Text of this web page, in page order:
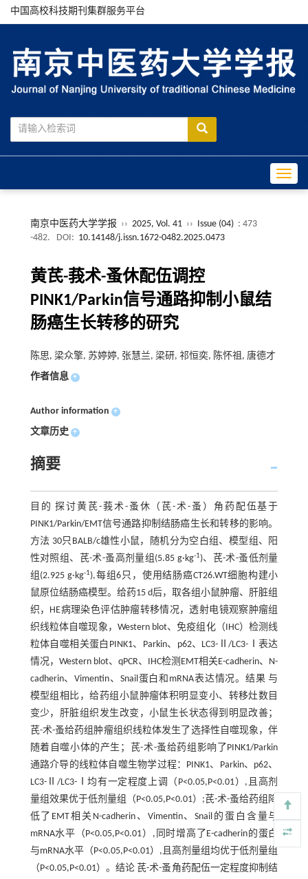
中国高校科技期刊集群服务平台
南京中医药大学学报 ›› 2025, Vol. 41 ›› Issue (04) : 473
-482.
DOI: 10.14148/j.issn.1672-0482.2025.0473
黄芪-莪术-蚤休配伍调控
PINK1/Parkin信号通路抑制小鼠结
肠癌生长转移的研究
陈思, 梁众擎, 苏婷婷, 张慧兰, 梁研, 祁恒奕, 陈怀祖, 唐德才
作者信息 +
Author information +
文章历史 +
摘要
目的 探讨黄芪-莪术-蚤休（芪-术-蚤）角药配伍基于
PINK1/Parkin/EMT信号通路抑制结肠癌生长和转移的影响。
方法 30只BALB/c雄性小鼠，随机分为空白组、模型组、阳
性对照组、芪-术-蚤高剂量组(5.85 g·kg-1)、芪-术-蚤低剂量
组(2.925 g·kg-1),每组6只，使用结肠癌CT26.WT细胞构建小
鼠原位结肠癌模型。给药15 d后，取各组小鼠肿瘤、肝脏组
织，HE病理染色评估肿瘤转移情况，透射电镜观察肿瘤组
织线粒体自噬现象，Western blot、免疫组化（IHC）检测线
粒体自噬相关蛋白PINK1、Parkin、p62、LC3-Ⅱ/LC3-Ⅰ表达
情况，Western blot、qPCR、IHC检测EMT相关E-cadherin、N-
cadherin、Vimentin、Snail蛋白和mRNA表达情况。结果 与
模型组相比，给药组小鼠肿瘤体积明显变小、转移灶数目
变少，肝脏组织发生改变，小鼠生长状态得到明显改善；
芪-术-蚤给药组肿瘤组织线粒体发生了选择性自噬现象，伴
随着自噬小体的产生；芪-术-蚤给药组影响了PINK1/Parkin
通路介导的线粒体自噬生物学过程：PINK1、Parkin、p62、
LC3-Ⅱ/LC3-Ⅰ均有一定程度上调（P<0.05,P<0.01）,且高剂
量组效果优于低剂量组（P<0.05,P<0.01）;芪-术-蚤给药组降
低了EMT相关N-cadherin、Vimentin、Snail的蛋白含量与
mRNA水平（P<0.05,P<0.01）,同时增高了E-cadherin的蛋白
与mRNA水平（P<0.05,P<0.01）,且高剂量组均优于低剂量组
（P<0.05,P<0.01）。结论 芪-术-蚤角药配伍一定程度抑制结